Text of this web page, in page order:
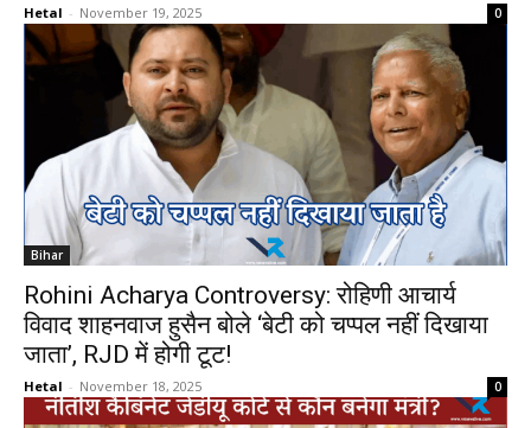
Hetal - November 19, 2025 0
Bihar
Rohini Acharya Controversy: रोहिणी आचार्य
विवाद शाहनवाज हुसैन बोले ‘बेटी को चप्पल नहीं दिखाया
जाता’, RJD में होगी टूट!
Hetal - November 18, 2025 0